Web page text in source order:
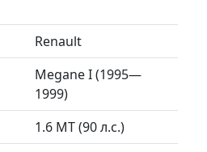
Renault
Megane I (1995—
1999)
1.6 MT (90 л.с.)